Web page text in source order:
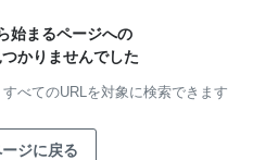
始まるページへの
かりませんでした
すべてのURLを対象に検索できます
ージに戻る